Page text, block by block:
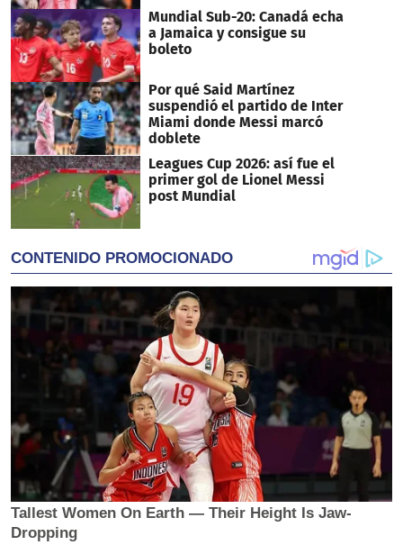
Mundial Sub-20: Canadá echa
a Jamaica y consigue su
boleto
Por qué Said Martínez
suspendió el partido de Inter
Miami donde Messi marcó
doblete
Leagues Cup 2026: así fue el
primer gol de Lionel Messi
post Mundial